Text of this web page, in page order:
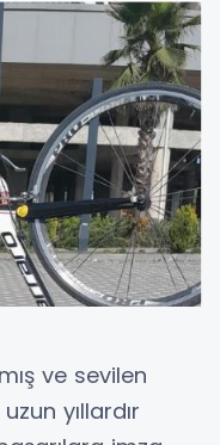
ve sevilen
uzun yıllardır